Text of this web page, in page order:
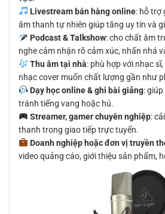
Livestream bán hàng online: hỗ trợ
âm thanh tự nhiên giúp tăng uy tín và
Podcast & Talkshow: cho chất âm
nghe cảm nhận rõ cảm xúc, nhấn nhá
Thu âm tại nhà: phù hợp với nhạc
nhạc cover muốn chất lượng gần như
Dạy học online & ghi bài giảng: giúp
tránh tiếng vang hoặc hú.
Streamer, gamer chuyên nghiệp:
thanh trong giao tiếp trực tuyến.
Doanh nghiệp hoặc đơn vị truyền
video quảng cáo, giới thiệu sản phẩm,